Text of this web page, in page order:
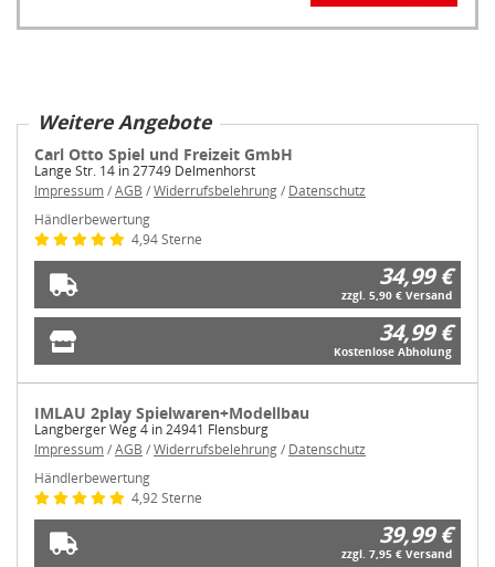
Weitere Angebote
Carl Otto Spiel und Freizeit GmbH
Lange Str. 14 in 27749 Delmenhorst
Impressum/AGB /Widerrufsbelehrung/ Datenschutz
Händlerbewertung
4,94 Sterne
34,99 €
zzgl. 5,90 € Versand
34,99 €
Kostenlose Abholung
IMLAU 2play Spielwaren+Modellbau
Langberger Weg 4 in 24941 Flensburg
Impressum/AGB /Widerrufsbelehrung/ Datenschutz
Händlerbewertung
4,92 Sterne
39,99 €
zzgl. 7,95 € Versand